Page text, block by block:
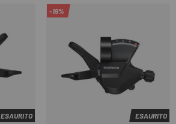
ESAURITO
-19%
ESAURITO